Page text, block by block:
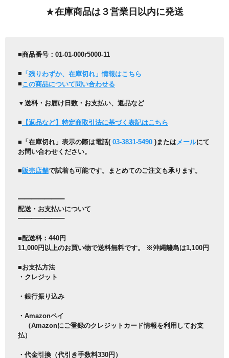
★在庫商品は３営業日以内に発送
■商品番号：01-01-000r5000-11
■ 「残りわずか、在庫切れ」情報はこちら
■この商品について問い合わせる
▼送料・お届け日数・お支払い、返品など
■ 【返品など】特定商取引法に基づく表記はこちら
■「在庫切れ」表示の際は電話( 03-3831-5490 ) または メールにて
お問い合わせください。
■販売店舗で試着も可能です。まとめてのご注文も承ります。
━━━━━━━
配送・お支払いについて
━━━━━━━
■配送料：440円
11,000円以上のお買い物で送料無料です。 ※沖縄離島は1,100円
■お支払方法
・クレジット
・銀行振り込み
・Amazonペイ
（Amazonにご登録のクレジットカード情報を利用してお支
払）
・代金引換（代引き手数料330円）